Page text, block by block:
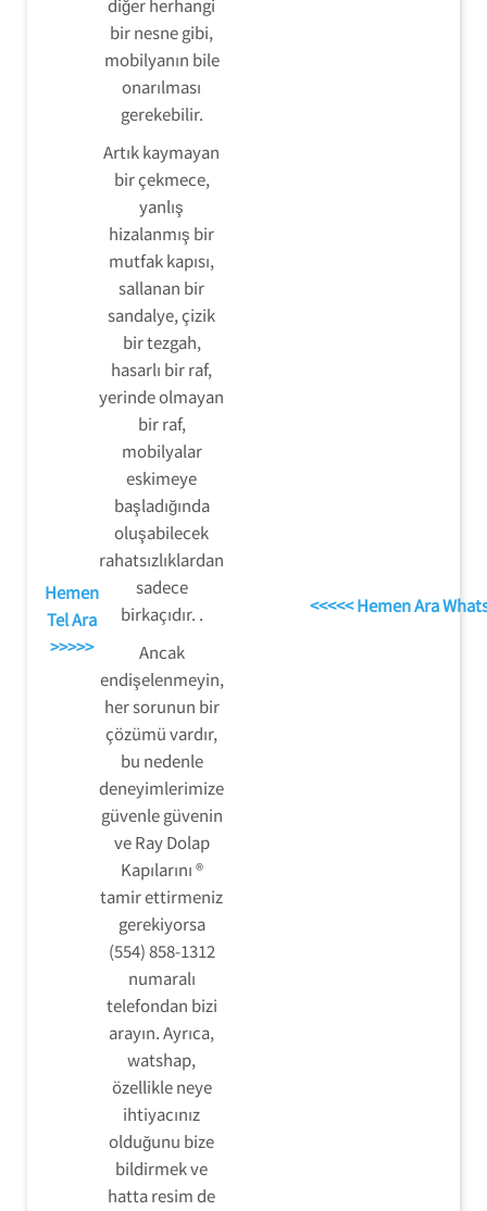
Hemen
Tel Ara
>>>>>
diğer herhangi
bir nesne gibi,
mobilyanın bile
onarılması
gerekebilir.
Artık kaymayan
bir çekmece,
yanlış
hizalanmış bir
mutfak kapısı,
sallanan bir
sandalye, çizik
bir tezgah,
hasarlı bir raf,
yerinde olmayan
bir raf,
mobilyalar
eskimeye
başladığında
oluşabilecek
rahatsızlıklardan
sadece
birkaçıdır. .
Ancak
endişelenmeyin,
her sorunun bir
çözümü vardır,
bu nedenle
deneyimlerimize
güvenle güvenin
ve Ray Dolap
Kapılarını ®
tamir ettirmeniz
gerekiyorsa
(554) 858-1312
numaralı
telefondan bizi
arayın. Ayrıca,
watshap,
özellikle neye
ihtiyacınız
olduğunu bize
bildirmek ve
hatta resim de
<<<<< Hemen Ara